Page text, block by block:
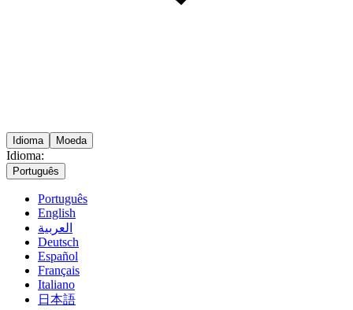
Idioma Moeda
Idioma:
Português
Português
English
العربية
Deutsch
Español
Français
Italiano
日本語